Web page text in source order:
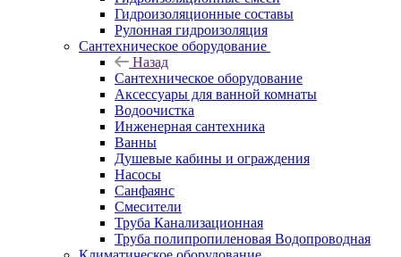
Гидроизоляционные составы
Рулонная гидроизоляция
Сантехническое оборудование
Назад
Сантехническое оборудование
Аксессуары для ванной комнаты
Водоочистка
Инженерная сантехника
Ванны
Душевые кабины и ограждения
Насосы
Санфаянс
Смесители
Труба Канализационная
Труба полипропиленовая Водопроводная